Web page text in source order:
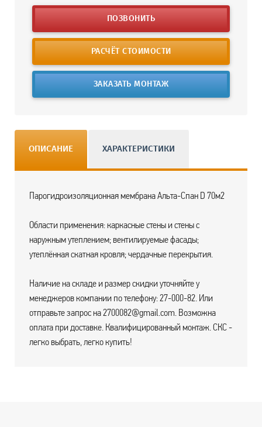
ПОЗВОНИТЬ
РАСЧЁТ СТОИМОСТИ
ЗАКАЗАТЬ МОНТАЖ
ОПИСАНИЕ ХАРАКТЕРИСТИКИ
Парогидроизоляционная мембрана Альта-Спан D 70м2
Области применения: каркасные стены и стены с
наружным утеплением; вентилируемые фасады;
утеплённая скатная кровля; чердачные перекрытия.
Наличие на складе и размер скидки уточняйте у
менеджеров компании по телефону: 27-000-82. Или
отправьте запрос на 2700082@gmail.com. Возможна
оплата при доставке. Квалифицированный монтаж. СКС -
легко выбрать, легко купить!